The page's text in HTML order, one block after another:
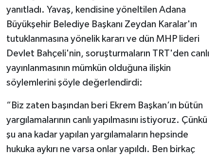
yanıtladı. Yavaş, kendisine yöneltilen Adana
Büyükşehir Belediye Başkanı Zeydan Karalar'ın
tutuklanmasına yönelik kararı ve dün MHP lideri
Devlet Bahçeli'nin, soruşturmaların TRT'den canlı
yayınlanmasının mümkün olduğuna ilişkin
söylemlerini şöyle değerlendirdi:
“Biz zaten başından beri Ekrem Başkan’ın bütün
yargılamalarının canlı yapılmasını istiyoruz. Çünkü
şu ana kadar yapılan yargılamaların hepsinde
hukuka aykırı ne varsa onlar yapıldı. Ben birkaç